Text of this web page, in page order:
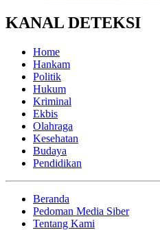
KANAL DETEKSI
Home
Hankam
Politik
Hukum
Kriminal
Ekbis
Olahraga
Kesehatan
Budaya
Pendidikan
Beranda
Pedoman Media Siber
Tentang Kami